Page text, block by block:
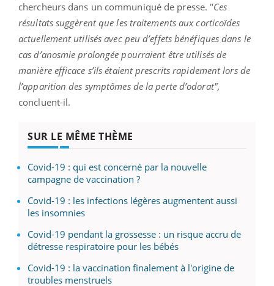
chercheurs dans un communiqué de presse. "Ces
résultats suggèrent que les traitements aux corticoïdes
actuellement utilisés avec peu d’effets bénéfiques dans le
cas d’anosmie prolongée pourraient être utilisés de
manière efficace s’ils étaient prescrits rapidement lors de
l’apparition des symptômes de la perte d’odorat",
concluent-il.
SUR LE MÊME THÈME
Covid-19 : qui est concerné par la nouvelle
campagne de vaccination ?
Covid-19 : les infections légères augmentent aussi
les insomnies
Covid-19 pendant la grossesse : un risque accru de
détresse respiratoire pour les bébés
Covid-19 : la vaccination finalement à l'origine de
troubles menstruels